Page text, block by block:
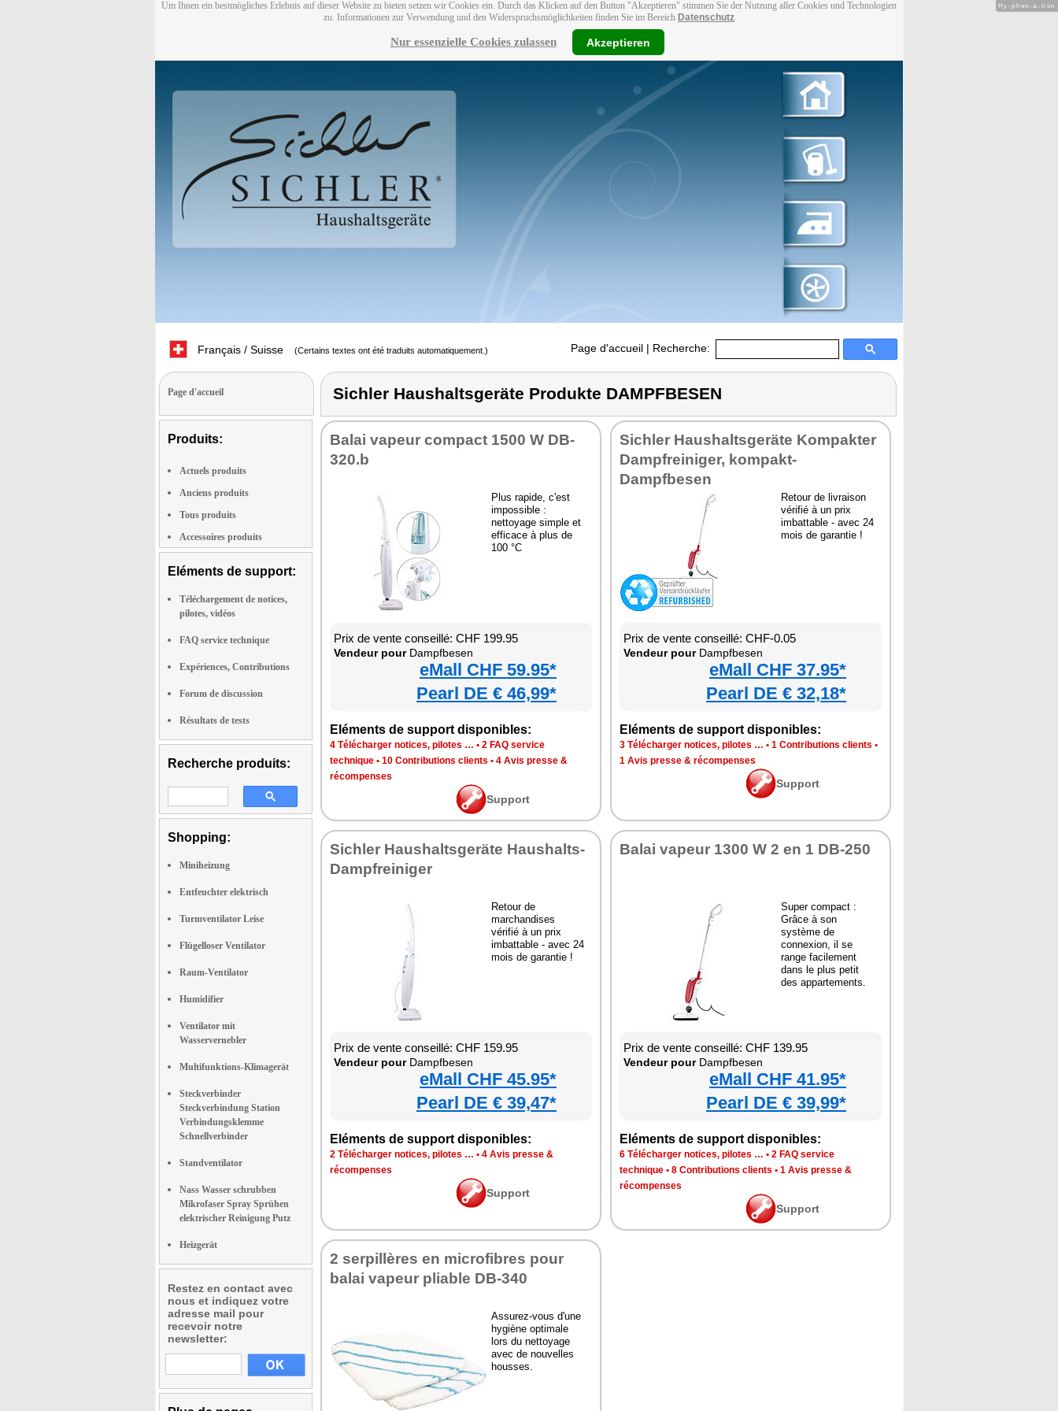
Um Ihnen ein bestmögliches Erlebnis auf dieser Website zu bieten setzen wir Cookies ein. Durch das Klicken auf den Button "Akzeptieren" stimmen Sie der Nutzung aller Cookies und Technologien
zu. Informationen zur Verwendung und den Widerspruchsmöglichkeiten finden Sie im Bereich Datenschutz
Nur essenzielle Cookies zulassen Akzeptieren
Français / Suisse (Certains textes ont été traduits automatiquement.) Page d'accueil | Recherche:
Page d'accueil
Produits:
Actuels produits
Anciens produits
Tous produits
Accessoires produits
Eléments de support:
Téléchargement de notices,
pilotes, vidéos
FAQ service technique
Expériences, Contributions
Forum de discussion
Résultats de tests
Recherche produits:
Shopping:
Miniheizung
Entfeuchter elektrisch
Turmventilator Leise
Flügelloser Ventilator
Raum-Ventilator
Humidifier
Ventilator mit
Wasservernebler
Multifunktions-Klimagerät
Steckverbinder
Steckverbindung Station
Verbindungsklemme
Schnellverbinder
Standventilator
Nass Wasser schrubben
Mikrofaser Spray Sprühen
elektrischer Reinigung Putz
Heizgerät
Restez en contact avec
nous et indiquez votre
adresse mail pour
recevoir notre
newsletter:
Sichler Haushaltsgeräte Produkte DAMPFBESEN
Balai vapeur compact 1500 W DB-
320.b
Plus rapide, c'est
impossible :
nettoyage simple et
efficace à plus de
100 °C
Prix de vente conseillé: CHF 199.95
Vendeur pourDampfbesen
eMall CHF 59.95*
Pearl DE € 46,99*
Eléments de support disponibles:
4 Télécharger notices, pilotes … • 2 FAQ service
technique • 10 Contributions clients • 4 Avis presse &
récompenses
Support
Sichler Haushaltsgeräte Kompakter
Dampfreiniger, kompakt-
Dampfbesen
Retour de livraison
vérifié à un prix
imbattable - avec 24
mois de garantie !
Prix de vente conseillé: CHF-0.05
Vendeur pourDampfbesen
eMall CHF 37.95*
Pearl DE € 32,18*
Eléments de support disponibles:
3 Télécharger notices, pilotes … • 1 Contributions clients •
1 Avis presse & récompenses
Support
Sichler Haushaltsgeräte Haushalts-
Dampfreiniger
Retour de
marchandises
vérifié à un prix
imbattable - avec 24
mois de garantie !
Prix de vente conseillé: CHF 159.95
Vendeur pourDampfbesen
eMall CHF 45.95*
Pearl DE € 39,47*
Eléments de support disponibles:
2 Télécharger notices, pilotes … • 4 Avis presse &
récompenses
Support
Balai vapeur 1300 W 2 en 1 DB-250
Super compact :
Grâce à son
système de
connexion, il se
range facilement
dans le plus petit
des appartements.
Prix de vente conseillé: CHF 139.95
Vendeur pourDampfbesen
eMall CHF 41.95*
Pearl DE € 39,99*
Eléments de support disponibles:
6 Télécharger notices, pilotes … • 2 FAQ service
technique • 8 Contributions clients • 1 Avis presse &
récompenses
Support
2 serpillères en microfibres pour
balai vapeur pliable DB-340
Assurez-vous d'une
hygiène optimale
lors du nettoyage
avec de nouvelles
housses.
Hy-phen-a-tion